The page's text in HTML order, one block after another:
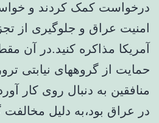
درخواست کمک کردند و
امنیت عراق و جلوگیری از
آمریکا مذاکره کنید.در آن
حمایت از گروههای نیابتی
منافقین به دنبال روی کار
در عراق بود،به دلیل